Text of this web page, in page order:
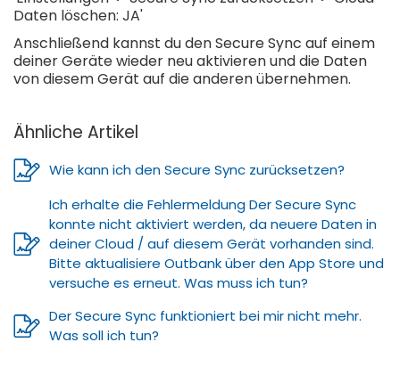
Daten löschen: JA'
Anschließend kannst du den Secure Sync auf einem
deiner Geräte wieder neu aktivieren und die Daten
von diesem Gerät auf die anderen übernehmen.
Ähnliche Artikel
Wie kann ich den Secure Sync zurücksetzen?
Ich erhalte die Fehlermeldung Der Secure Sync
konnte nicht aktiviert werden, da neuere Daten in
deiner Cloud / auf diesem Gerät vorhanden sind.
Bitte aktualisiere Outbank über den App Store und
versuche es erneut. Was muss ich tun?
Der Secure Sync funktioniert bei mir nicht mehr.
Was soll ich tun?